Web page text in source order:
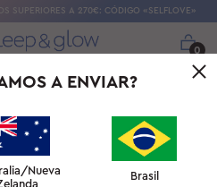
SUPERIORES A 270€: CÓDIGO «SELFLOVE»
0
A ENVIAR?
Nueva
Brasil